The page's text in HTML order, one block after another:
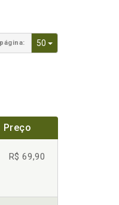
50 Toggle Dropdown
Preço
R$ 69,90